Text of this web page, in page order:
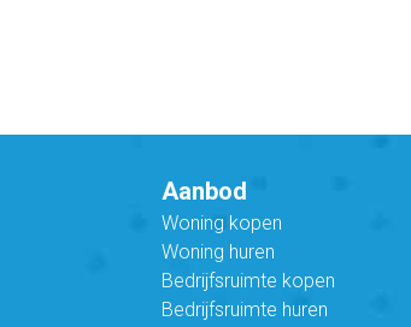
Aanbod
Woning kopen
Woning huren
Bedrijfsruimte kopen
Bedrijfsruimte huren